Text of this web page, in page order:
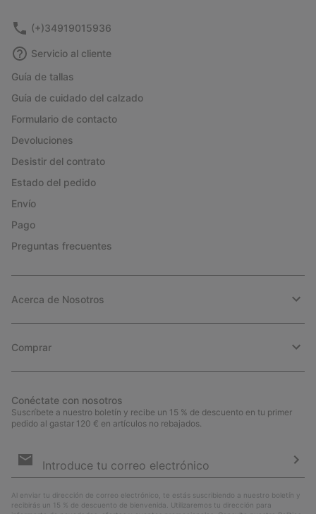
(+)34919015936
Servicio al cliente
Guía de tallas
Guía de cuidado del calzado
Formulario de contacto
Devoluciones
Desistir del contrato
Estado del pedido
Envío
Pago
Preguntas frecuentes
Acerca de Nosotros
Comprar
Conéctate con nosotros
Suscríbete a nuestro boletín y recibe un 15 % de descuento en tu primer
pedido al gastar 120 € en artículos no rebajados.
de
Al enviar tu dirección de correo electrónico, te estás suscribiendo a nuestro boletín y
recibirás un 15 % de descuento de bienvenida. Utilizaremos tu dirección para